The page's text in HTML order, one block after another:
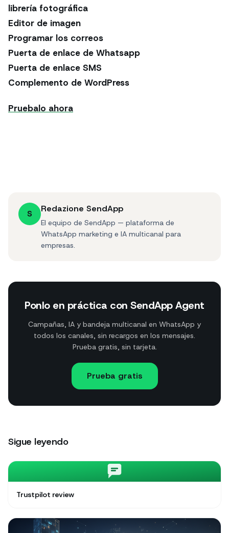
librería fotográfica
Editor de imagen
Programar los correos
Puerta de enlace de Whatsapp
Puerta de enlace SMS
Complemento de WordPress
Pruebalo ahora
S Redazione SendApp
El equipo de SendApp — plataforma de
WhatsApp marketing e IA multicanal para
empresas.
Ponlo en práctica con SendApp Agent
Campañas, IA y bandeja multicanal en WhatsApp y
todos los canales, sin recargos en los mensajes.
Prueba gratis, sin tarjeta.
Prueba gratis
Sigue leyendo
Trustpilot review